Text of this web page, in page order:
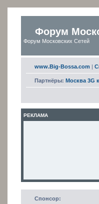
Форум
Форум Московских Сетей
www.Big-Bossa.com |
Партнёры: Москва 3G
РЕКЛАМА
Спонсор: